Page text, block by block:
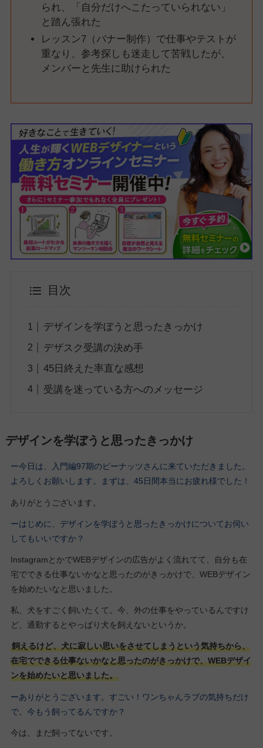
られ、「自分だけへこたっていられない」
と踏ん張れた
レッスン7（バナー制作）で仕事やテストが
重なり、参考探しも迷走して苦戦したが、
メンバーと先生に助けられた
目次
デザインを学ぼうと思ったきっかけ
デザスク受講の決め手
45日終えた率直な感想
受講を迷っている方へのメッセージ
デザインを学ぼうと思ったきっかけ
ー今日は、入門編97期のピーナッツさんに来ていただきました。
よろしくお願いします。
まずは、45日間本当にお疲れ様でした！
ありがとうございます。
ーはじめに、デザインを学ぼうと思ったきっかけについてお伺い
してもいいですか？
InstagramとかでWEBデザインの広告がよく流れてて、自分も在
宅でできる仕事ないかなと思ったのがきっかけで、WEBデザイン
を始めたいなと思いました。
私、犬をすごく飼いたくて。今、外の仕事をやっているんですけ
ど、通勤するとやっぱり犬を飼えないというか。
飼えるけど、犬に寂しい思いをさせてしまうという気持ちから、
在宅でできる仕事ないかなと思ったのがきっかけで、WEBデザイ
ンを始めたいと思いました。
ーありがとうございます。すごい！ワンちゃんラブの気持ちだけ
で。今もう飼ってるんですか？
今は、まだ飼ってないです。